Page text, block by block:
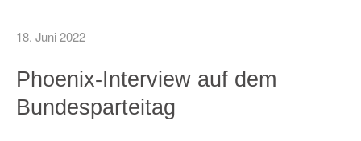
18. Juni 2022
Phoenix-Interview auf dem
Bundesparteitag